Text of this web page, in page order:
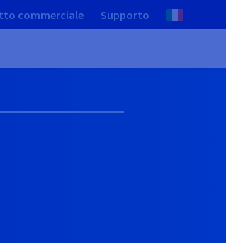
commerciale Supporto